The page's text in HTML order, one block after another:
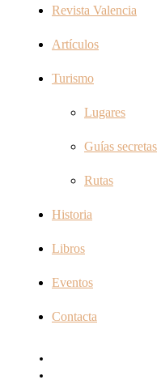
Revista Valencia
Artículos
Turismo
Lugares
Guías secretas
Rutas
Historia
Libros
Eventos
Contacta